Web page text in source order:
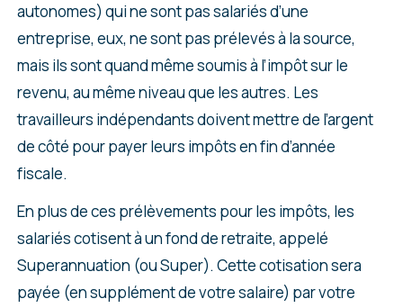
autonomes) qui ne sont pas salariés d’une
entreprise, eux, ne sont pas prélevés à la source,
mais ils sont quand même soumis à l’impôt sur le
revenu, au même niveau que les autres. Les
travailleurs indépendants doivent mettre de l’argent
de côté pour payer leurs impôts en fin d’année
fiscale.
En plus de ces prélèvements pour les impôts, les
salariés cotisent à un fond de retraite, appelé
Superannuation (ou Super). Cette cotisation sera
payée (en supplément de votre salaire) par votre